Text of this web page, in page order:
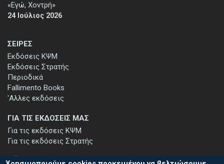
ΣΕΙΡΕΣ
Εκδόσεις ΚΨΜ
Εκδόσεις Στρατής
Περιοδικά
Fallimento Books
'Αλλες εκδόσεις
«Εγώ, Χοντρή»
24 Ιούλιος 2026
ΓΙΑ ΤΙΣ ΕΚΔΟΣΕΙΣ ΜΑΣ
Για τις εκδόσεις ΚΨΜ
Για τις εκδόσεις Στρατής